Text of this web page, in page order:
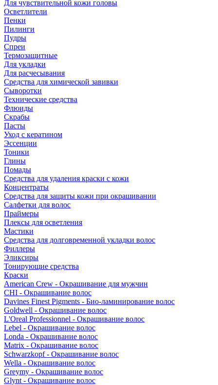
Для чувствительной кожи головы
Осветлители
Пенки
Пилинги
Пудры
Спреи
Термозащитные
Для укладки
Для расчесывания
Средства для химической завивки
Сыворотки
Технические средства
Флюиды
Скрабы
Пасты
Уход с кератином
Эссенции
Тоники
Глины
Помады
Средства для удаления краски с кожи
Концентраты
Средства для защиты кожи при окрашивании
Салфетки для волос
Праймеры
Плексы для осветления
Мастики
Средства для долговременной укладки волос
Филлеры
Эликсиры
Тонирующие средства
Краски
American Crew - Окрашивание для мужчин
CHI - Окрашивание волос
Davines Finest Pigments - Био-ламинирование волос
Goldwell - Окрашивание волос
L'Oreal Professionnel - Окрашивание волос
Lebel - Окрашивание волос
Londa - Окрашивание волос
Matrix - Окрашивание волос
Schwarzkopf - Окрашивание волос
Wella - Окрашивание волос
Greymy - Окрашивание волос
Glynt - Окрашивание волос